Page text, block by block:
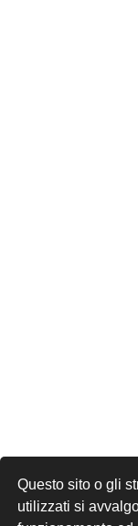
Questo sito o gli
utilizzati si